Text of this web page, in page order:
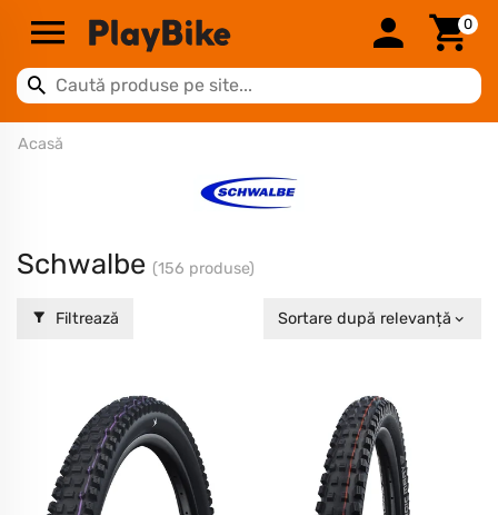
0
Acasă
Schwalbe (156 produse)
Filtrează Sortare după relevanță